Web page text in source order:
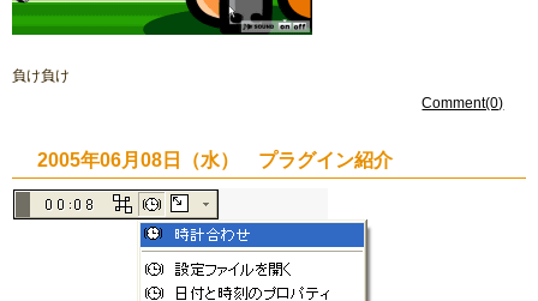
負け負け
Comment(0)
2005年06月08日（水） プラグイン紹介